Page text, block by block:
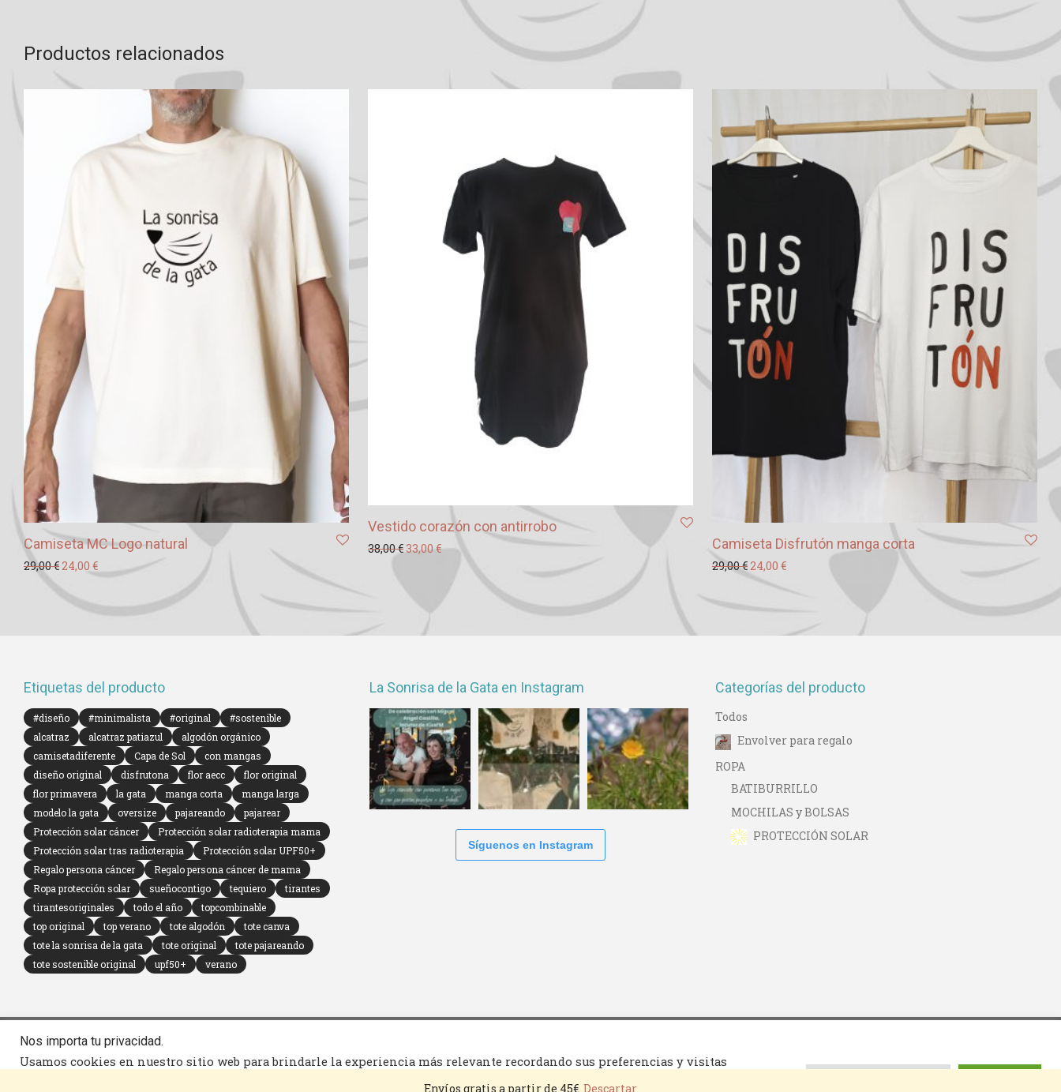
Envíos gratis a partir de 45€. Descartar
Productos relacionados
Camiseta MC Logo natural
29,00€ El precio original era: 29,00 €.
24,00 €El precio actual es: 24,00 €.
Vestido corazón con antirrobo
38,00€El precio original era: 38,00 €.
33,00€El precio actual es: 33,00 €. Camiseta Disfrutón manga corta
29,00€ El precio original era: 29,00 €.
24,00 €El precio actual es: 24,00 €.
Etiquetas del producto
#diseño #minimalista #original
#sostenible
alcatraz
alcatraz patiazul
algodón orgánico
camisetadiferente
Capa de Sol
con mangas
diseño original
disfrutona flor aecc
flor original
flor primavera
la gata manga corta
manga larga
modelo la gata
oversize pajareando
pajarear
Protección solar cáncer
Protección solar radioterapia mama
Protección solar tras radioterapia
Protección solar UPF50+
Regalo persona cáncer
Regalo persona cáncer de mama
Ropa protección solar
sueñocontigo tequiero
tirantes
tirantesoriginales
todo el año
topcombinable
top original
top verano tote algodón
tote canva
tote la sonrisa de la gata
tote original
tote pajareando
tote sostenible original
upf50+ verano
La Sonrisa de la Gata en Instagram
Síguenos en Instagram
Categorías del producto
Todos
Envolver para regalo
ROPA
BATIBURRILLO
MOCHILAS y BOLSAS
PROTECCIÓN SOLAR
2022 © PorLa Sorpresa de lo Sencillo
Nos importa tu privacidad.
Usamos cookies en nuestro sitio web para brindarle la experiencia más relevante recordando sus preferencias y visitas